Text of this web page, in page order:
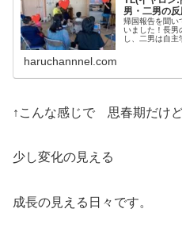
男・二男の
帰国報告を聞い
いました！長男
し、二男は自主
haruchannnel.com
↑こんな感じで 思春期だけ
少し変化の見える
成長の見える日々です。